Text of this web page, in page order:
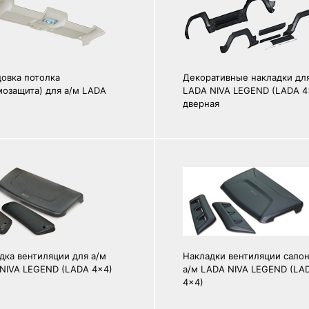
потолка
для а/м LADA
Декоративные накладки
LADA NIVA LEGEND (LADA
дверная
вентиляции для а/м
LEGEND (LADA 4x4)
Накладки вентиляции
а/м LADA NIVA LEGEND
4x4)